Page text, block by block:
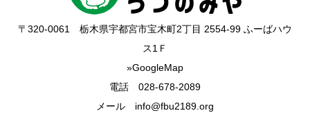
〒320-0061 栃木県宇都宮市宝木町2丁目 2554-99 ふーばハウ
ス1Ｆ
»GoogleMap
電話 028-678-2089
メール info@fbu2189.org